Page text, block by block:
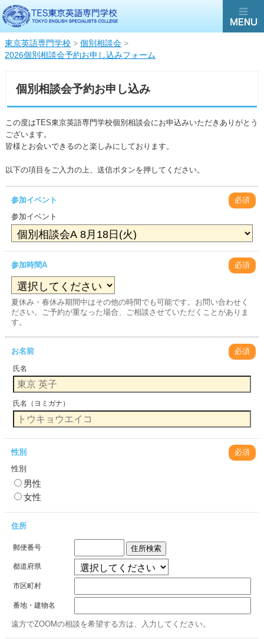
東京英語専門学校 > 個別相談会 >
2026個別相談会予約お申し込みフォーム
個別相談会予約お申し込み
この度はTES東京英語専門学校個別相談会にお申込みいただきありがとう
ございます。
皆様とお会いできるのと楽しみにしております。
以下の項目をご入力の上、送信ボタンを押してください。
参加イベント
必須
参加イベント
参加時間A 必須
夏休み・春休み期間中はその他の時間でも可能です。お問い合わせく
ださい。ご予約が重なった場合、ご相談させていただくことがありま
す。
お名前 必須
氏名
氏名（ヨミガナ）
性別
必須
性別
男性
女性
住所
郵便番号 住所検索
都道府県
市区町村
番地・建物名
遠方でZOOMの相談を希望する方は、入力してください。